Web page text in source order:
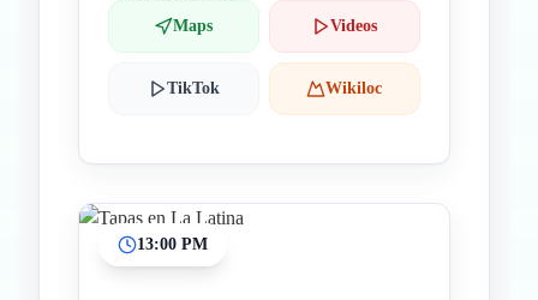
Maps Videos
TikTok Wikiloc
13:00 PM